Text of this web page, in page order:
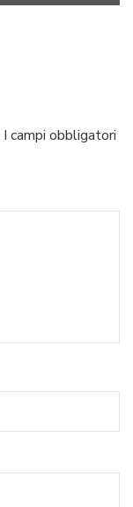
I campi obbligatori